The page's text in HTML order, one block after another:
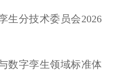
生分技术委员会2026
数字孪生领域标准体